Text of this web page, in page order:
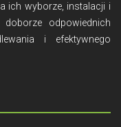
ich wyborze, instalacji i
odpowiednich
i efektywnego